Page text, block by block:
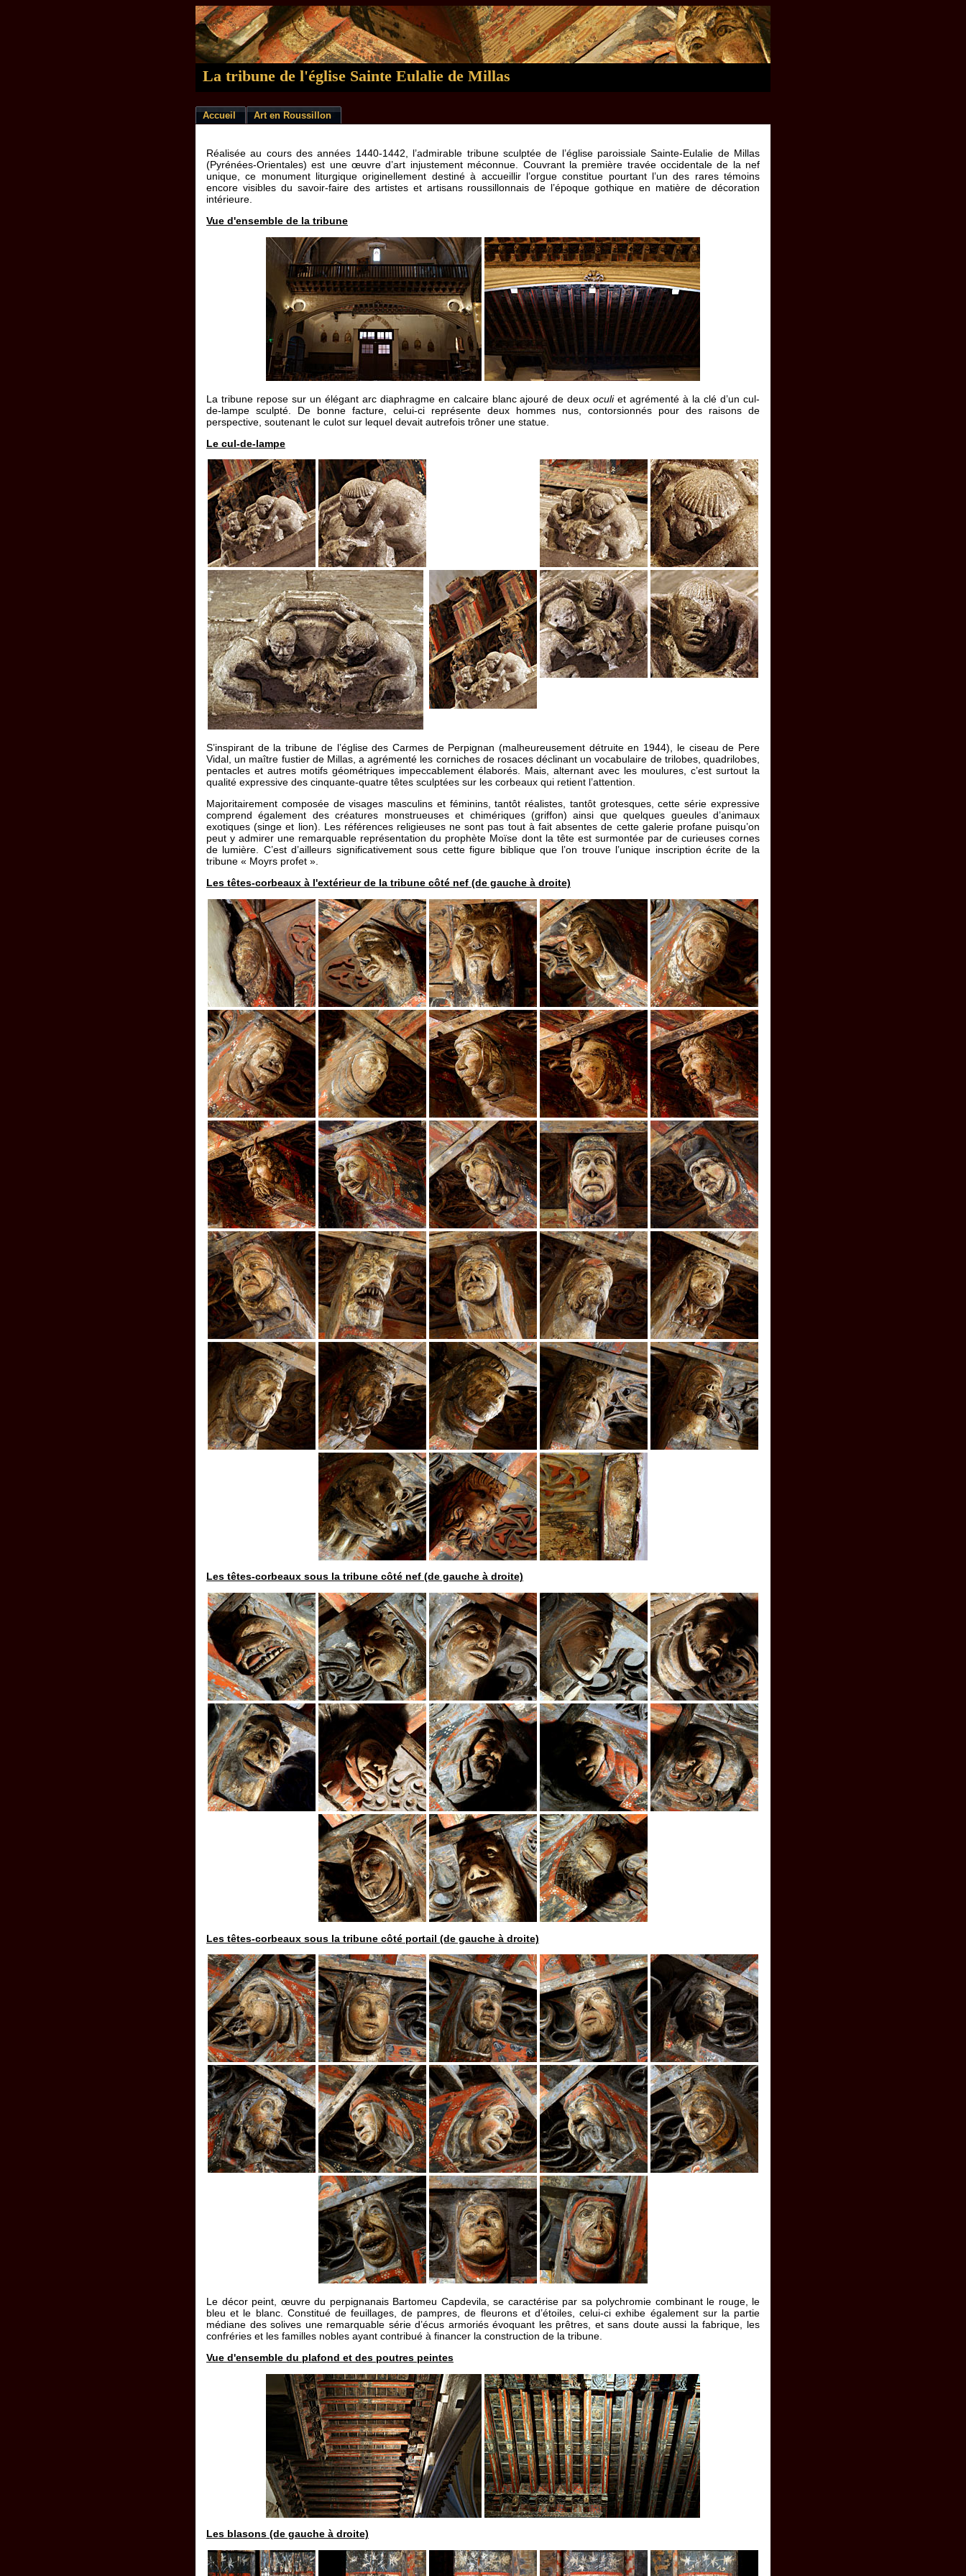
La tribune de l'église Sainte Eulalie de Millas
Accueil Art en Roussillon
Réalisée au cours des années 1440-1442, l’admirable tribune sculptée de l’église paroissiale Sainte-Eulalie de Millas
(Pyrénées-Orientales) est une œuvre d’art injustement méconnue. Couvrant la première travée occidentale de la nef
unique, ce monument liturgique originellement destiné à accueillir l’orgue constitue pourtant l’un des rares témoins
encore visibles du savoir-faire des artistes et artisans roussillonnais de l’époque gothique en matière de décoration
intérieure.
Vue d'ensemble de la tribune
La tribune repose sur un élégant arc diaphragme en calcaire blanc ajouré de deuxoculiet agrémenté à la clé d’un cul-
de-lampe sculpté. De bonne facture, celui-ci représente deux hommes nus, contorsionnés pour des raisons de
perspective, soutenant le culot sur lequel devait autrefois trôner une statue.
Le cul-de-lampe
S’inspirant de la tribune de l’église des Carmes de Perpignan (malheureusement détruite en 1944), le ciseau de Pere
Vidal, un maître fustier de Millas, a agrémenté les corniches de rosaces déclinant un vocabulaire de trilobes, quadrilobes,
pentacles et autres motifs géométriques impeccablement élaborés. Mais, alternant avec les moulures, c’est surtout la
qualité expressive des cinquante-quatre têtes sculptées sur les corbeaux qui retient l’attention.
Majoritairement composée de visages masculins et féminins, tantôt réalistes, tantôt grotesques, cette série expressive
comprend également des créatures monstrueuses et chimériques (griffon) ainsi que quelques gueules d’animaux
exotiques (singe et lion). Les références religieuses ne sont pas tout à fait absentes de cette galerie profane puisqu’on
peut y admirer une remarquable représentation du prophète Moïse dont la tête est surmontée par de curieuses cornes
de lumière. C’est d’ailleurs significativement sous cette figure biblique que l’on trouve l’unique inscription écrite de la
tribune « Moyrs profet ».
Les têtes-corbeaux à l'extérieur de la tribune côté nef (de gauche à droite)
Les têtes-corbeaux sous la tribune côté nef (de gauche à droite)
Les têtes-corbeaux sous la tribune côté portail (de gauche à droite)
Le décor peint, œuvre du perpignanais Bartomeu Capdevila, se caractérise par sa polychromie combinant le rouge, le
bleu et le blanc. Constitué de feuillages, de pampres, de fleurons et d’étoiles, celui-ci exhibe également sur la partie
médiane des solives une remarquable série d’écus armoriés évoquant les prêtres, et sans doute aussi la fabrique, les
confréries et les familles nobles ayant contribué à financer la construction de la tribune.
Vue d'ensemble du plafond et des poutres peintes
Les blasons (de gauche à droite)